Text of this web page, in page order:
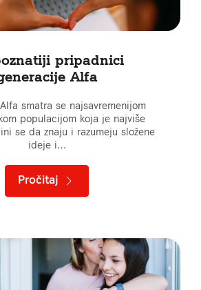
pripadnici
Alfa
smatra se najsavremenijom
populacijom koja je najviše
se da znaju i razumeju složene
ideje i…
Pročitaj